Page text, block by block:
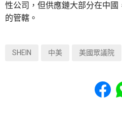
性公司，但供應鏈大部分在中
的管轄。
SHEIN 中美 美國眾議院